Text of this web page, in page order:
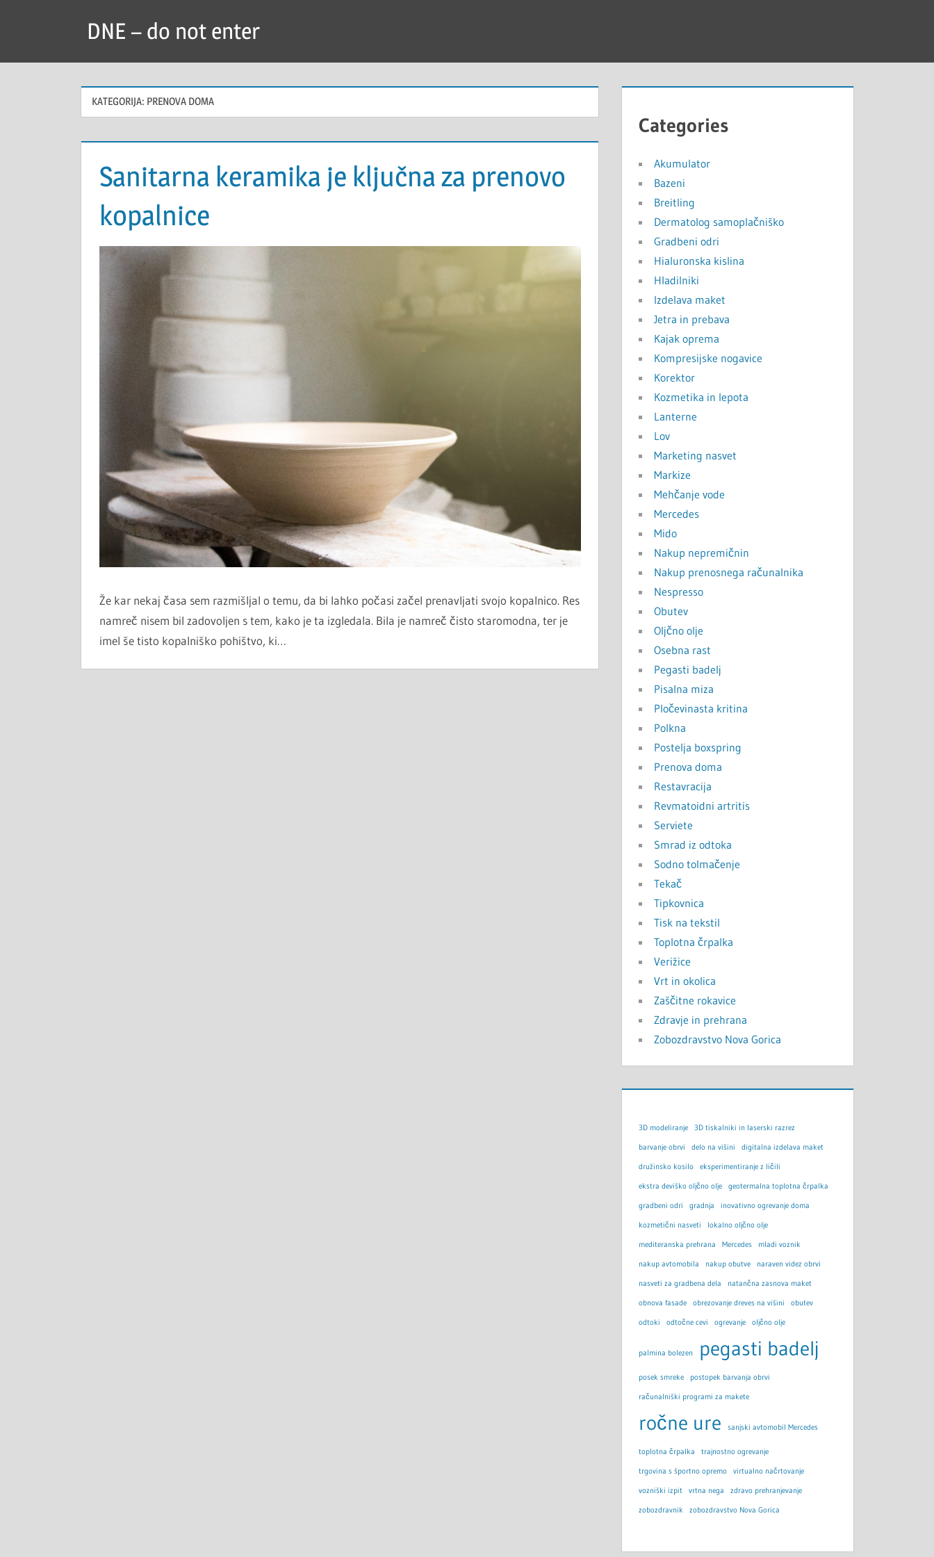
DNE – do not enter
KATEGORIJA: PRENOVA DOMA
Sanitarna keramika je ključna za prenovo
kopalnice
Že kar nekaj časa sem razmišljal o temu, da bi lahko počasi začel prenavljati svojo kopalnico. Res
namreč nisem bil zadovoljen s tem, kako je ta izgledala. Bila je namreč čisto staromodna, ter je
imel še tisto kopalniško pohištvo, ki…
Categories
Akumulator
Bazeni
Breitling
Dermatolog samoplačniško
Gradbeni odri
Hialuronska kislina
Hladilniki
Izdelava maket
Jetra in prebava
Kajak oprema
Kompresijske nogavice
Korektor
Kozmetika in lepota
Lanterne
Lov
Marketing nasvet
Markize
Mehčanje vode
Mercedes
Mido
Nakup nepremičnin
Nakup prenosnega računalnika
Nespresso
Obutev
Oljčno olje
Osebna rast
Pegasti badelj
Pisalna miza
Pločevinasta kritina
Polkna
Postelja boxspring
Prenova doma
Restavracija
Revmatoidni artritis
Serviete
Smrad iz odtoka
Sodno tolmačenje
Tekač
Tipkovnica
Tisk na tekstil
Toplotna črpalka
Verižice
Vrt in okolica
Zaščitne rokavice
Zdravje in prehrana
Zobozdravstvo Nova Gorica
3D modeliranje 3D tiskalniki in laserski razrez
barvanje obrvi delo na višini digitalna izdelava maket
družinsko kosilo eksperimentiranje z ličili
ekstra deviško oljčno olje geotermalna toplotna črpalka
gradbeni odri gradnja inovativno ogrevanje doma
kozmetični nasveti lokalno oljčno olje
mediteranska prehrana Mercedes mladi voznik
nakup avtomobila nakup obutve naraven videz obrvi
nasveti za gradbena dela natančna zasnova maket
obnova fasade obrezovanje dreves na višini obutev
odtoki odtočne cevi ogrevanje oljčno olje
palmina bolezen pegasti badelj
posek smreke postopek barvanja obrvi
računalniški programi za makete
ročne ure sanjski avtomobil Mercedes
toplotna črpalka trajnostno ogrevanje
trgovina s športno opremo virtualno načrtovanje
vozniški izpit vrtna nega zdravo prehranjevanje
zobozdravnik zobozdravstvo Nova Gorica